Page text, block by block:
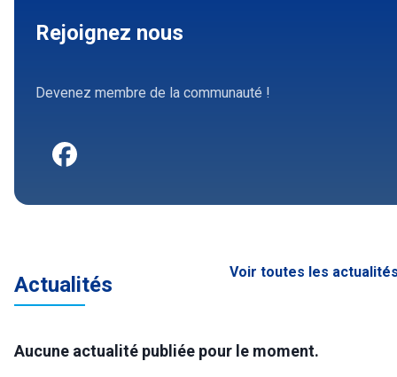
Rejoignez nous
Devenez membre de la communauté !
Actualités
Voir toutes les
Aucune actualité publiée pour le moment.